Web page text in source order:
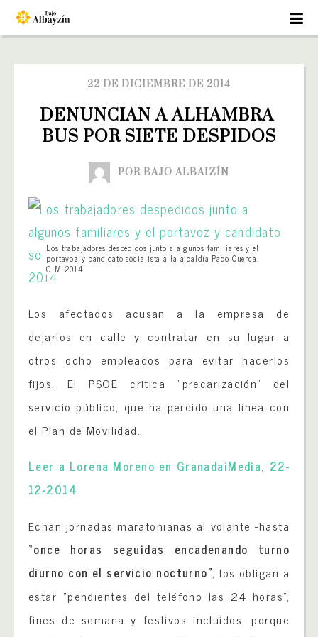
22 DE DICIEMBRE DE 2014
DENUNCIAN A ALHAMBRA
BUS POR SIETE DESPIDOS
POR BAJO ALBAIZÍN
Los trabajadores despedidos junto a algunos familiares y el
portavoz y candidato socialista a la alcaldía Paco Cuenca.
GiM 2014
Los afectados acusan a la empresa de
dejarlos en calle y contratar en su lugar a
otros ocho empleados para evitar hacerlos
fijos. El PSOE critica “precarización” del
servicio público, que ha perdido una línea con
el Plan de Movilidad.
Leer a Lorena Moreno en GranadaiMedia, 22-
12-2014
Echan jornadas maratonianas al volante -hasta
“once horas seguidas encadenando turno
diurno con el servicio nocturno”; los obligan a
estar “pendientes del teléfono las 24 horas”,
fines de semana y festivos incluidos, porque